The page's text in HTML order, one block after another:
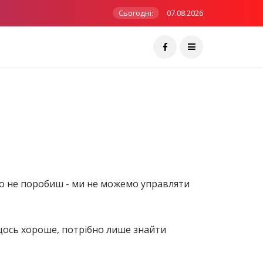
Сьогодні: 07.08.2026
не поробиш - ми не можемо управляти
хороше, потрібно лише знайти